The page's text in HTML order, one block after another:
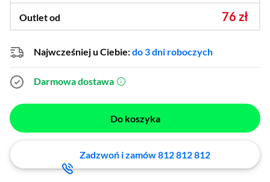
59,5 mm, 60 mm,
64,6 mm
Outlet od 76 zł
Najwcześniej u Ciebie:do 3 dni roboczych
Darmowa dostawa (otworzy się w nowym oknie)
Do koszyka
Zadzwoń i zamów 812 812 812